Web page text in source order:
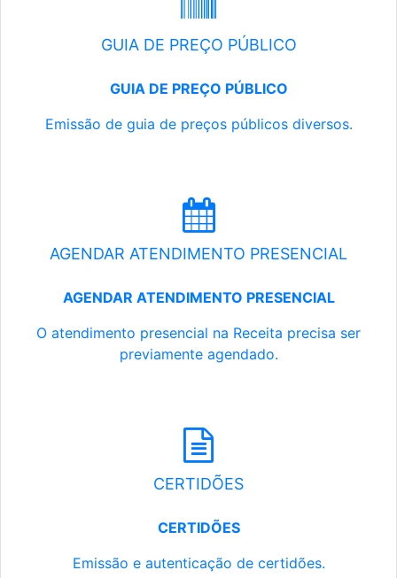
GUIA DE PREÇO PÚBLICO
GUIA DE PREÇO PÚBLICO
Emissão de guia de preços públicos diversos.
AGENDAR ATENDIMENTO PRESENCIAL
AGENDAR ATENDIMENTO PRESENCIAL
O atendimento presencial na Receita precisa ser
previamente agendado.
CERTIDÕES
CERTIDÕES
Emissão e autenticação de certidões.